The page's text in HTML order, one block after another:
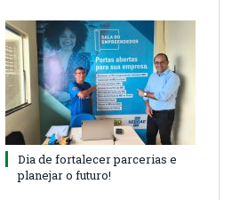
Dia de fortalecer parcerias e
planejar o futuro!